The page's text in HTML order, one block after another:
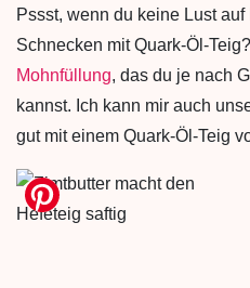
Pssst, wenn du keine Lust
Schnecken mit Quark-Öl-
Mohnfüllung, das du je nach
kannst. Ich kann mir auch
gut mit einem Quark-Öl-Teig